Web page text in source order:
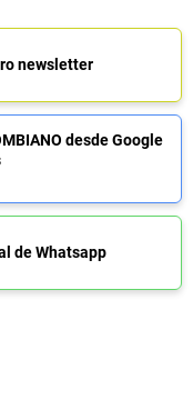
newsletter
desde Google
de Whatsapp